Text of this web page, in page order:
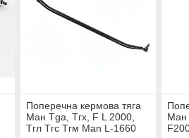
Поперечна кермова тяга
Ман Tga, Тгх, F L 2000,
Тгл Тгс Тгм Man L-1660
Ман